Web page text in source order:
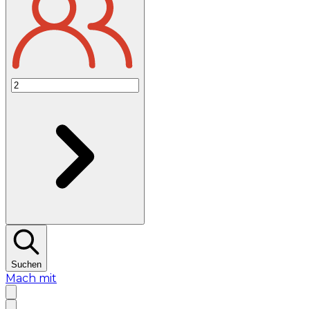
Suchen
Mach mit